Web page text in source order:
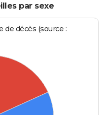
par sexe
décès (source :